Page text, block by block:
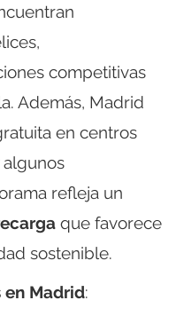
competitivas
Además, Madrid
en centros
refleja un
que favorece
sostenible.
Madrid: